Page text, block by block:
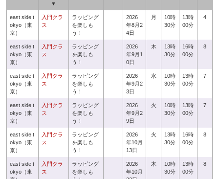
▼
east side t
okyo（東
京）
入門クラ
ス
ラッピング
を楽しも
う！
2026
年8月2
4日
月
10時
30分
13時
00分
4
east side t
okyo（東
京）
入門クラ
ス
ラッピング
を楽しも
う！
2026
年9月1
0日
木
13時
30分
16時
00分
8
east side t
okyo（東
京）
入門クラ
ス
ラッピング
を楽しも
う！
2026
年9月2
3日
水
10時
30分
13時
00分
7
east side t
okyo（東
京）
入門クラ
ス
ラッピング
を楽しも
う！
2026
年9月2
9日
火
10時
30分
13時
00分
7
east side t
okyo（東
京）
入門クラ
ス
ラッピング
を楽しも
う！
2026
年10月
13日
火
13時
30分
16時
00分
8
east side t
okyo（東
入門クラ
ス
ラッピング
を楽しも
2026
年10月
木
10時
30分
13時
00分
8